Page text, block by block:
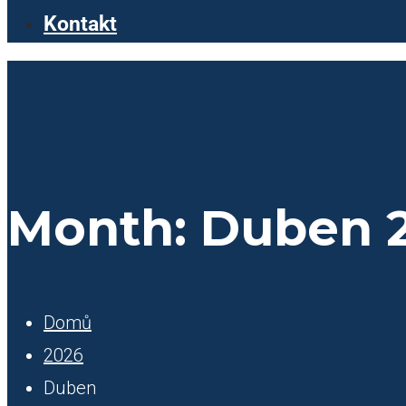
Kontakt
Month: Duben
Domů
2026
Duben